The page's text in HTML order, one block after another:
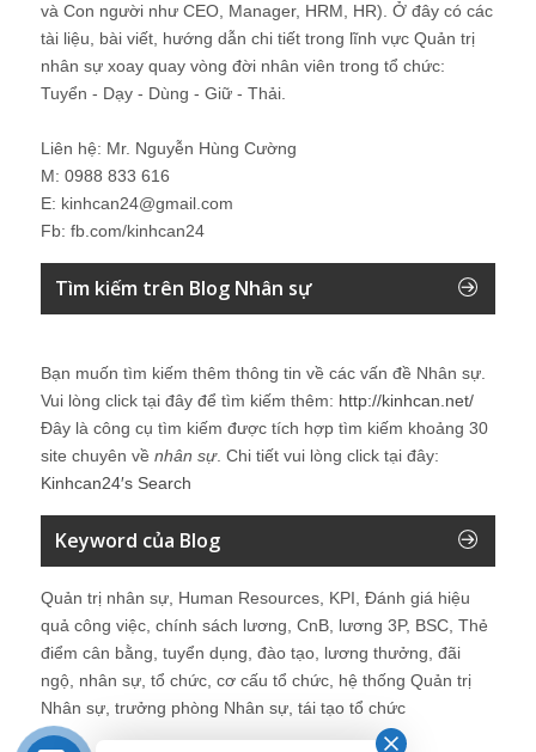
và Con người như CEO, Manager, HRM, HR). Ở đây có các
tài liệu, bài viết, hướng dẫn chi tiết trong lĩnh vực Quản trị
nhân sự xoay quay vòng đời nhân viên trong tổ chức:
Tuyển - Dạy - Dùng - Giữ - Thải.
Liên hệ: Mr. Nguyễn Hùng Cường
M: 0988 833 616
E: kinhcan24@gmail.com
Fb: fb.com/kinhcan24
Tìm kiếm trên Blog Nhân sự
Bạn muốn tìm kiếm thêm thông tin về các vấn đề Nhân sự.
Vui lòng click tại đây để tìm kiếm thêm: http://kinhcan.net/
Đây là công cụ tìm kiếm được tích hợp tìm kiếm khoảng 30
site chuyên về nhân sự. Chi tiết vui lòng click tại đây:
Kinhcan24′s Search
Keyword của Blog
Quản trị nhân sự, Human Resources, KPI, Đánh giá hiệu
quả công việc, chính sách lương, CnB, lương 3P, BSC, Thẻ
điểm cân bằng, tuyển dụng, đào tạo, lương thưởng, đãi
ngộ, nhân sự, tổ chức, cơ cấu tổ chức, hệ thống Quản trị
Nhân sự, trưởng phòng Nhân sự, tái tạo tổ chức